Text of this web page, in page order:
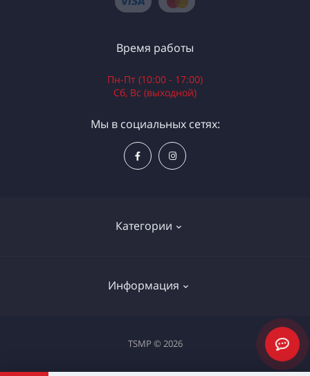
Категории
Электроинструменты
Информация
Доставка и оплата
Время работы
Пн-Пт (10:00 - 17:00)
Сб, Вс (выходной)
Мы в социальных сетях:
TSMP © 2026